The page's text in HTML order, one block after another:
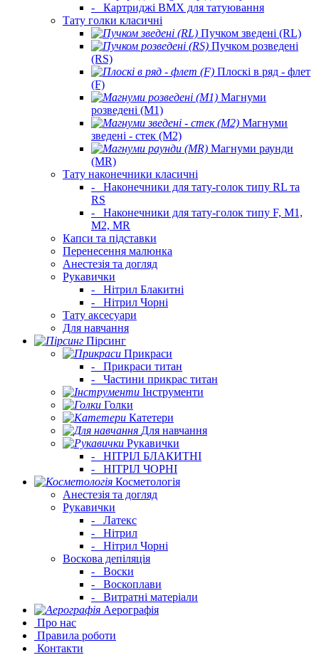
-
Картриджі BMX для татуювання
Тату голки класичні
Пучком зведені (RL)
Пучком розведені
(RS)
Плоскі в ряд - флет
(F)
Магнуми
розведені (M1)
Магнуми
зведені - стек (M2)
Магнуми раунди
(MR)
Тату наконечники класичні
-
Наконечники для тату-голок типу RL та
RS
-
Наконечники для тату-голок типу F, M1,
M2, MR
Капси та підставки
Перенесення малюнка
Анестезія та догляд
Рукавички
-
Нітрил Блакитні
-
Нітрил Чорні
Тату аксесуари
Для навчання
Пірсинг
Прикраси
-
Прикраси титан
-
Частини прикрас титан
Інструменти
Голки
Катетери
Для навчання
Рукавички
-
НІТРІЛ БЛАКИТНІ
-
НІТРІЛ ЧОРНІ
Косметологія
Анестезія та догляд
Рукавички
-
Латекс
-
Нітрил
-
Нітрил Чорні
Воскова депіляція
-
Воски
-
Воскоплави
-
Витратні матеріали
Аерографія
Про нас
Правила роботи
Контакти